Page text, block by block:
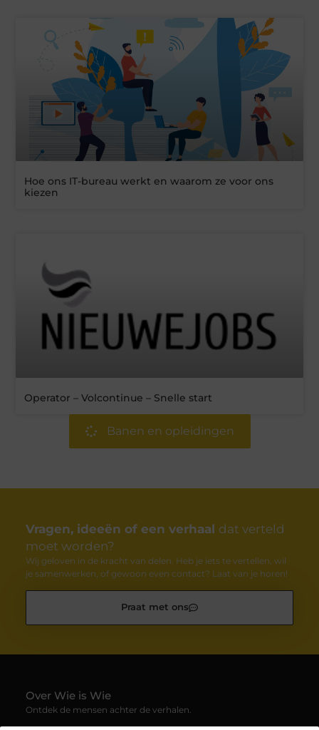
Hoe ons IT-bureau werkt en waarom ze voor ons
kiezen
Operator – Volcontinue – Snelle start
Banen en opleidingen
Vragen, ideeën of een verhaal dat verteld
moet worden?
Wij geloven in de kracht van delen. Heb je iets te vertellen, wil
je samenwerken, of gewoon even contact? Laat van je horen!
Praat met ons
Over Wie is Wie
Ontdek de mensen achter de verhalen.